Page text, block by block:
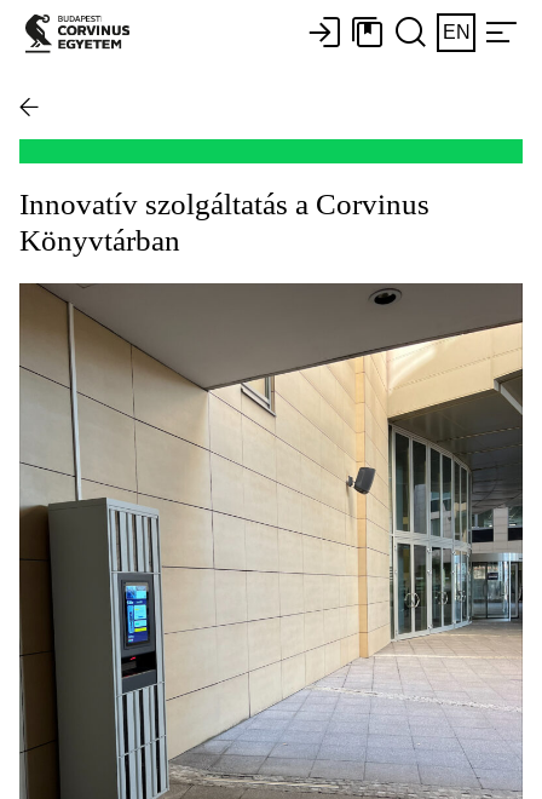
EN
Innovatív szolgáltatás a Corvinus
Könyvtárban